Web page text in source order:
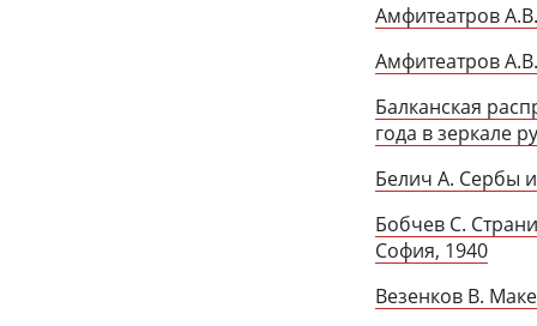
Амфитеатров
Амфитеатров
Балканская
года в зеркале
Белич А. Сербы
Бобчев C.
София, 1940
Везенков В.